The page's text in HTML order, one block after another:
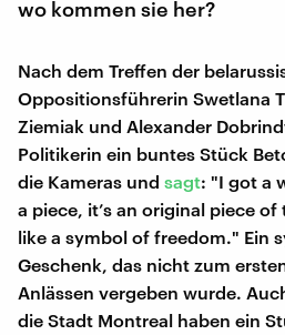
wo kommen sie her?
Nach dem Treffen der
Oppositionsführerin Swetlana
Ziemiak und Alexander
Politikerin ein buntes Stück
die Kameras und sagt: "I got a
a piece, it’s an original piece of
like a symbol of freedom." Ein
Geschenk, das nicht zum
Anlässen vergeben wurde.
die Stadt Montreal haben ein